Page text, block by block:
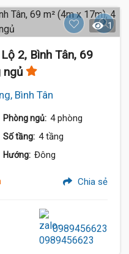
1
2, Bình Tân, 69
ngủ
Bình Tân
Phòng ngủ: 4 phòng
Số tầng: 4 tầng
Hướng: Đông
Chia sẻ
0989456623